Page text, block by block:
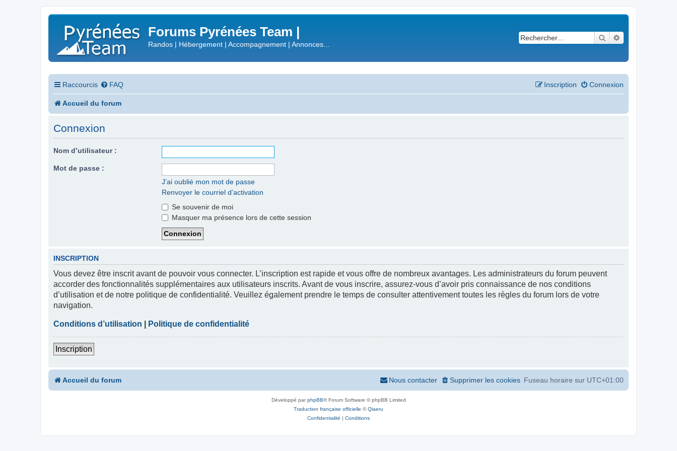
Forums Pyrénées Team |
Randos | Hébergement | Accompagnement | Annonces...
Rechercher
Raccourcis FAQ Connexion
Inscription
Accueil du forum
Connexion
Nom d’utilisateur :
Mot de passe :
J’ai oublié mon mot de passe
Renvoyer le courriel d’activation
Se souvenir de moi
Masquer ma présence lors de cette session
INSCRIPTION
Vous devez être inscrit avant de pouvoir vous connecter. L’inscription est rapide et vous offre de nombreux avantages. Les administrateurs du forum peuvent
accorder des fonctionnalités supplémentaires aux utilisateurs inscrits. Avant de vous inscrire, assurez-vous d’avoir pris connaissance de nos conditions
d’utilisation et de notre politique de confidentialité. Veuillez également prendre le temps de consulter attentivement toutes les règles du forum lors de votre
navigation.
Conditions d’utilisation Politique de confidentialité
Inscription
Accueil du forum Fuseau horaire sur UTC+01:00
Supprimer les cookies
Nous contacter
Développé parphpBB® Forum Software © phpBB Limited
Traduction française officielle ©Qiaeru
Confidentialité | Conditions